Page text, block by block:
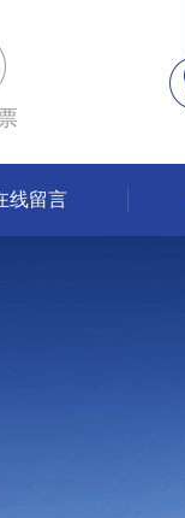
线留言